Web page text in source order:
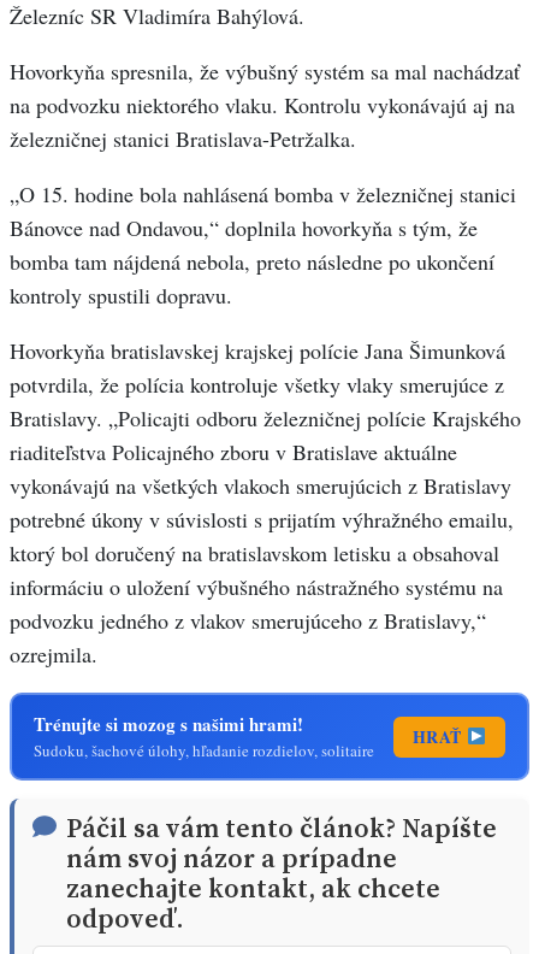
Železníc SR Vladimíra Bahýlová.
Hovorkyňa spresnila, že výbušný systém sa mal nachádzať
na podvozku niektorého vlaku. Kontrolu vykonávajú aj na
železničnej stanici Bratislava-Petržalka.
„O 15. hodine bola nahlásená bomba v železničnej stanici
Bánovce nad Ondavou,“ doplnila hovorkyňa s tým, že
bomba tam nájdená nebola, preto následne po ukončení
kontroly spustili dopravu.
Hovorkyňa bratislavskej krajskej polície Jana Šimunková
potvrdila, že polícia kontroluje všetky vlaky smerujúce z
Bratislavy. „Policajti odboru železničnej polície Krajského
riaditeľstva Policajného zboru v Bratislave aktuálne
vykonávajú na všetkých vlakoch smerujúcich z Bratislavy
potrebné úkony v súvislosti s prijatím výhražného emailu,
ktorý bol doručený na bratislavskom letisku a obsahoval
informáciu o uložení výbušného nástražného systému na
podvozku jedného z vlakov smerujúceho z Bratislavy,“
ozrejmila.
Trénujte si mozog s našimi hrami!
Sudoku, šachové úlohy, hľadanie rozdielov, solitaire
HRAŤ
Páčil sa vám tento článok? Napíšte
nám svoj názor a prípadne
zanechajte kontakt, ak chcete
odpoveď.